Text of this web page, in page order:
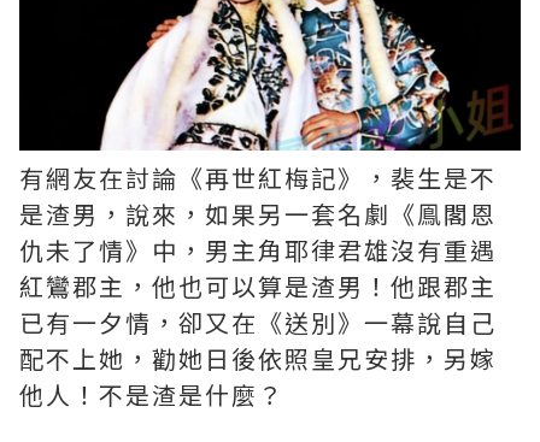
有網友在討論《再世紅梅記》，裴生是不
是渣男，說來，如果另一套名劇《鳯閣恩
仇未了情》中，男主角耶律君雄沒有重遇
紅鸞郡主，他也可以算是渣男！他跟郡主
已有一夕情，卻又在《送別》一幕說自己
配不上她，勸她日後依照皇兄安排，另嫁
他人！不是渣是什麼？ ​​​